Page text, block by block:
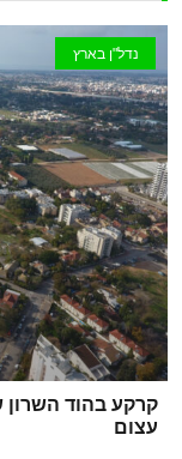
נדל"ן בארץ
קרקע בהוד
עצום